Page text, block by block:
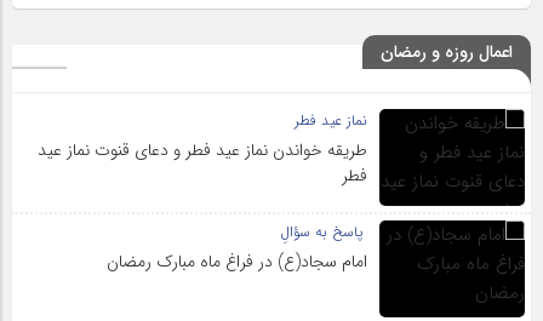
اعمال روزه و رمضان
نماز عید فطر
طریقه خواندن نماز عید فطر و دعای قنوت نماز عید
فطر
پاسخ به سؤالِ
امام سجاد(ع) در فراغ ماه مبارک رمضان